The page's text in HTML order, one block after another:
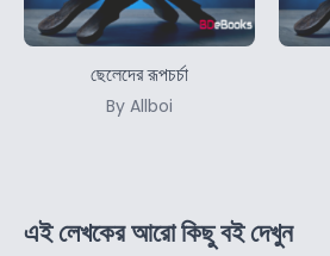
ছেলেদের রূপচর্চা
By Allboi
এই লেখকের আরো কিছু বই দেখুন